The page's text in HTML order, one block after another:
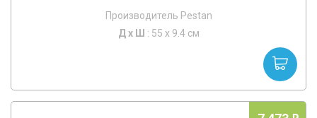
Производитель Pestan
Д х Ш : 55 x 9.4 см